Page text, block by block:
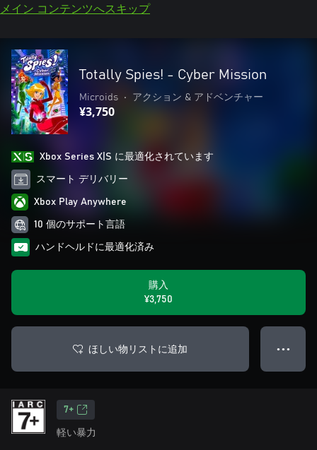
メイン コンテンツへスキップ
Totally Spies! - Cyber Mission
Microids • アクション & アドベンチャー
¥3,750
Xbox Series X|S に最適化されています
スマート デリバリー
Xbox Play Anywhere
10 個のサポート言語
ハンドヘルドに最適化済み
購入
¥3,750
ほしい物リストに追加 ● ● ●
7+
軽い暴力